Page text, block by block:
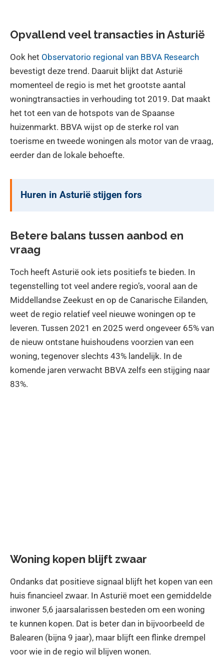
Opvallend veel transacties in Asturië
Ook het Observatorio regional van BBVA Research
bevestigt deze trend. Daaruit blijkt dat Asturië
momenteel de regio is met het grootste aantal
woningtransacties in verhouding tot 2019. Dat maakt
het tot een van de hotspots van de Spaanse
huizenmarkt. BBVA wijst op de sterke rol van
toerisme en tweede woningen als motor van de vraag,
eerder dan de lokale behoefte.
Huren in Asturië stijgen fors
Betere balans tussen aanbod en
vraag
Toch heeft Asturië ook iets positiefs te bieden. In
tegenstelling tot veel andere regio’s, vooral aan de
Middellandse Zeekust en op de Canarische Eilanden,
weet de regio relatief veel nieuwe woningen op te
leveren. Tussen 2021 en 2025 werd ongeveer 65% van
de nieuw ontstane huishoudens voorzien van een
woning, tegenover slechts 43% landelijk. In de
komende jaren verwacht BBVA zelfs een stijging naar
83%.
Woning kopen blijft zwaar
Ondanks dat positieve signaal blijft het kopen van een
huis financieel zwaar. In Asturië moet een gemiddelde
inwoner 5,6 jaarsalarissen besteden om een woning
te kunnen kopen. Dat is beter dan in bijvoorbeeld de
Balearen (bijna 9 jaar), maar blijft een flinke drempel
voor wie in de regio wil blijven wonen.